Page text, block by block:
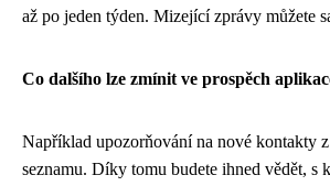
až po jeden týden. Mizející zprávy můžete
Co dalšího lze zmínit ve prospěch
Například upozorňování na nové kontakty
seznamu. Díky tomu budete ihned vědět, s